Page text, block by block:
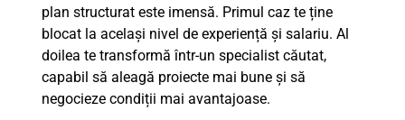
plan structurat este imensă. Primul caz te ține
blocat la același nivel de experiență și salariu. Al
doilea te transformă într-un specialist căutat,
capabil să aleagă proiecte mai bune și să
negocieze condiții mai avantajoase.